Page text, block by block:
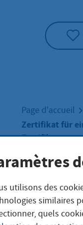
Page d'accueil
Zertifikat für
utilisons des
similaires
quels